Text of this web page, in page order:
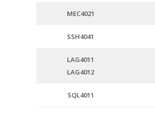
MEC4021
SSH4041
LAG4011
LAG4012
SQL4011